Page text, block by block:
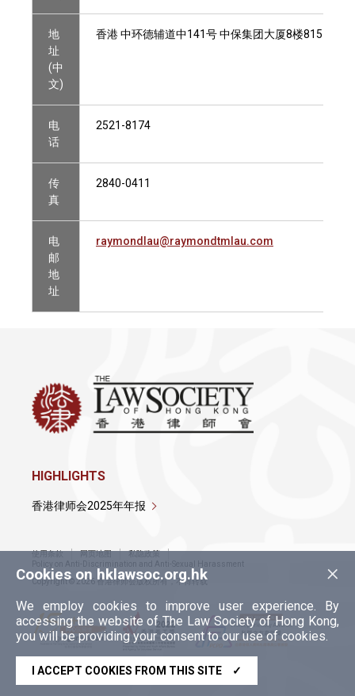
地
址
(中
文)
香港 中环德辅道中141号 中保集团大厦8楼815-818
电
话
2521-8174
传
真
2840-0411
电
邮
地
址
raymondlau@raymondtmlau.com
×
Cookies on hklawsoc.org.hk
We employ cookies to improve user experience. By
accessing the website of The Law Society of Hong Kong,
you will be providing your consent to our use of cookies.
I ACCEPT COOKIES FROM THIS SITE ✓
HIGHLIGHTS
香港律师会2025年年报
使用条款 网页地图
私隐政策
Policy on Anti-Discrimination and Anti-Sexual Harassment
Copyright © 2026 香港律师会版权所有，不得转载